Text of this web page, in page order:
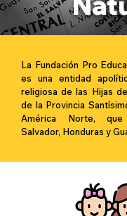
La Fundación Pro
es una entidad
religiosa de las Hijas
de la Provincia
América Norte,
Salvador, Honduras y